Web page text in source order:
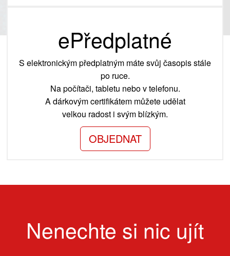
ePředplatné
S elektronickým předplatným máte svůj časopis stále
po ruce.
Na počítači, tabletu nebo v telefonu.
A dárkovým certifikátem můžete udělat
velkou radost i svým blízkým.
OBJEDNAT
Nenechte si nic ujít